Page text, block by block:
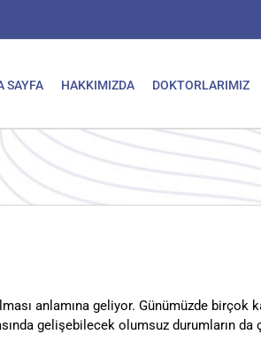
SAYFA HAKKIMIZDA DOKTORLARIMIZ
anlamına geliyor. Günümüzde
gelişebilecek olumsuz durumların